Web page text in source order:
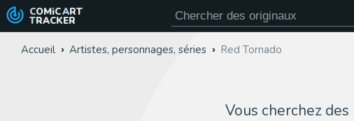
COMiC ART
TRACKER
Accueil Artistes, personnages, séries Red Tornado
Vous cherchez des